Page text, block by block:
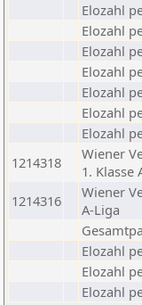
Elozahl
Elozahl
Elozahl
Elozahl
Elozahl
Elozahl
Elozahl
1214318
Wiener
1. Klasse
1214316
Wiener
A-Liga
Elozahl
Elozahl
Elozahl